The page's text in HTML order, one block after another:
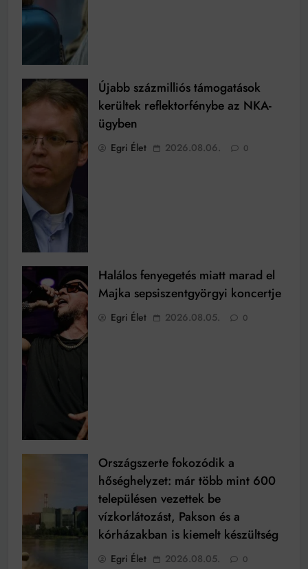
Újabb százmilliós támogatások
kerültek reflektorfénybe az NKA-
ügyben
Egri Élet 2026.08.06. 0
Halálos fenyegetés miatt marad el
Majka sepsiszentgyörgyi koncertje
Egri Élet 2026.08.05. 0
Országszerte fokozódik a
hőséghelyzet: már több mint 600
településen vezettek be
vízkorlátozást, Pakson és a
kórházakban is kiemelt készültség
Egri Élet 2026.08.05. 0